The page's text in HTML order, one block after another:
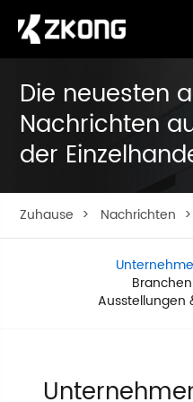
Die neuesten
Nachrichten
der
Zuhause Nachrichten
Ausstellungen